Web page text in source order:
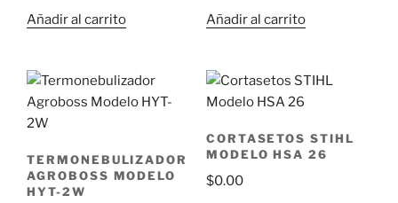
Añadir al carrito
Añadir al carrito
TERMONEBULIZADOR
AGROBOSS MODELO
HYT-2W
CORTASETOS STIHL
MODELO HSA 26
$0.00